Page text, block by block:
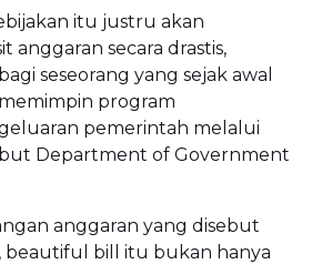
itu justru akan
anggaran secara drastis,
seseorang yang sejak awal
program
pemerintah melalui
Department of Government
anggaran yang disebut
beautiful bill itu bukan hanya